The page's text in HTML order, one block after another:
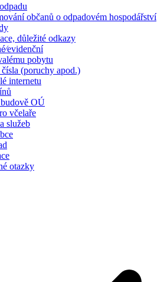
občanů o odpadovém hospodářství
důležité odkazy
pobytu
(poruchy apod.)
internetu
OÚ
včelaře
služeb
otazky